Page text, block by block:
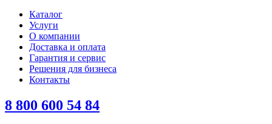
Каталог
Услуги
О компании
Доставка и оплата
Гарантия и сервис
Решения для бизнеса
Контакты
8 800 600 54 84